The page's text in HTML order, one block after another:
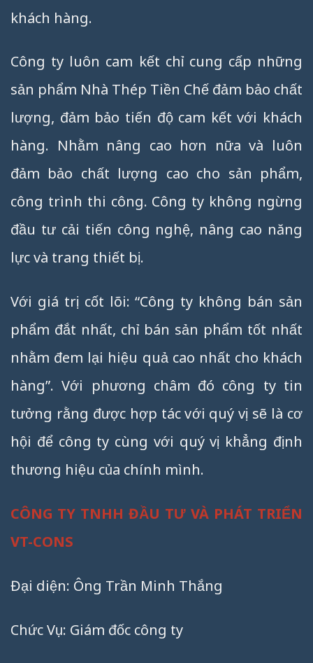
khách hàng.
Công ty luôn cam kết chỉ cung cấp những
sản phẩm Nhà Thép Tiền Chế đảm bảo chất
lượng, đảm bảo tiến độ cam kết với khách
hàng. Nhằm nâng cao hơn nữa và luôn
đảm bảo chất lượng cao cho sản phẩm,
công trình thi công. Công ty không ngừng
đầu tư cải tiến công nghệ, nâng cao năng
lực và trang thiết bị.
Với giá trị cốt lõi: “Công ty không bán sản
phẩm đắt nhất, chỉ bán sản phẩm tốt nhất
nhằm đem lại hiệu quả cao nhất cho khách
hàng”. Với phương châm đó công ty tin
tưởng rằng được hợp tác với quý vị sẽ là cơ
hội để công ty cùng với quý vị khẳng định
thương hiệu của chính mình.
CÔNG TY TNHH ĐẦU TƯ VÀ PHÁT TRIỂN
VT-CONS
Đại diện: Ông Trần Minh Thắng
Chức Vụ: Giám đốc công ty